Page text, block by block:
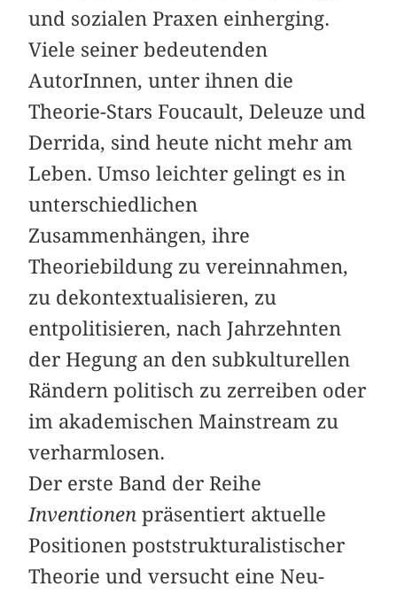
und sozialen Praxen einherging.
Viele seiner bedeutenden
AutorInnen, unter ihnen die
Theorie-Stars Foucault, Deleuze und
Derrida, sind heute nicht mehr am
Leben. Umso leichter gelingt es in
unterschiedlichen
Zusammenhängen, ihre
Theoriebildung zu vereinnahmen,
zu dekontextualisieren, zu
entpolitisieren, nach Jahrzehnten
der Hegung an den subkulturellen
Rändern politisch zu zerreiben oder
im akademischen Mainstream zu
verharmlosen.
Der erste Band der Reihe
Inventionen präsentiert aktuelle
Positionen poststrukturalistischer
Theorie und versucht eine Neu­